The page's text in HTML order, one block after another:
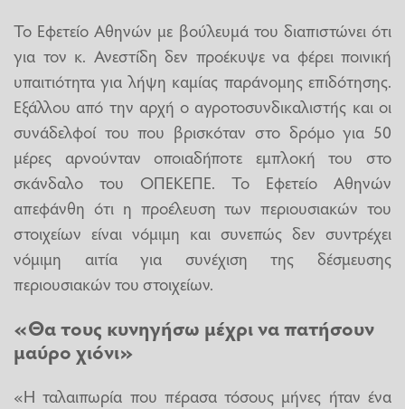
Το Εφετείο Αθηνών με βούλευμά του διαπιστώνει ότι
για τον κ. Ανεστίδη δεν προέκυψε να φέρει ποινική
υπαιτιότητα για λήψη καμίας παράνομης επιδότησης.
Εξάλλου από την αρχή ο αγροτοσυνδικαλιστής και οι
συνάδελφοί του που βρισκόταν στο δρόμο για 50
μέρες αρνούνταν οποιαδήποτε εμπλοκή του στο
σκάνδαλο του ΟΠΕΚΕΠΕ. Το Εφετείο Αθηνών
απεφάνθη ότι η προέλευση των περιουσιακών του
στοιχείων είναι νόμιμη και συνεπώς δεν συντρέχει
νόμιμη αιτία για συνέχιση της δέσμευσης
περιουσιακών του στοιχείων.
«Θα τους κυνηγήσω μέχρι να πατήσουν
μαύρο χιόνι»
«Η ταλαιπωρία που πέρασα τόσους μήνες ήταν ένα